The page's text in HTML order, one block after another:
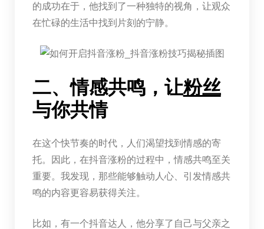
的成功在于，他找到了一种独特的视角，让观众
在忙碌的生活中找到片刻的宁静。
二、情感共鸣，让粉丝
与你共情
在这个快节奏的时代，人们渴望找到情感的寄
托。因此，在抖音涨粉的过程中，情感共鸣至关
重要。我发现，那些能够触动人心、引发情感共
鸣的内容更容易获得关注。
比如，有一个抖音达人，他分享了自己与父亲之